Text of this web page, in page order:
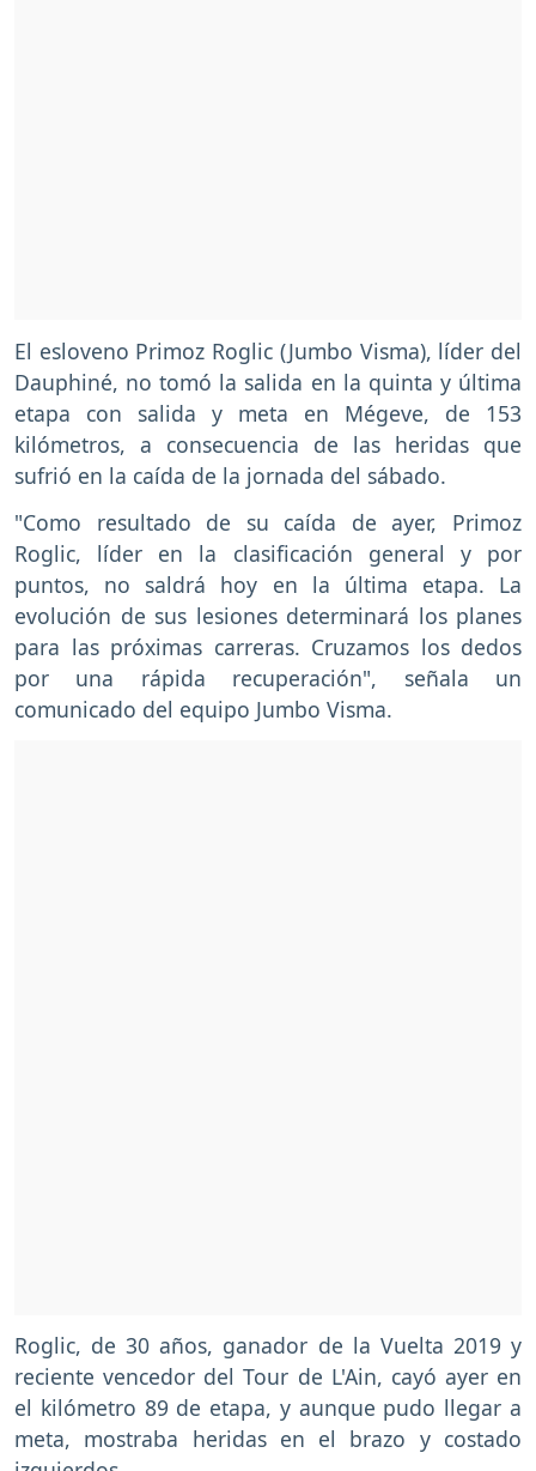
El esloveno Primoz Roglic (Jumbo Visma), líder del
Dauphiné, no tomó la salida en la quinta y última
etapa con salida y meta en Mégeve, de 153
kilómetros, a consecuencia de las heridas que
sufrió en la caída de la jornada del sábado.
"Como resultado de su caída de ayer, Primoz
Roglic, líder en la clasificación general y por
puntos, no saldrá hoy en la última etapa. La
evolución de sus lesiones determinará los planes
para las próximas carreras. Cruzamos los dedos
por una rápida recuperación", señala un
comunicado del equipo Jumbo Visma.
Roglic, de 30 años, ganador de la Vuelta 2019 y
reciente vencedor del Tour de L'Ain, cayó ayer en
el kilómetro 89 de etapa, y aunque pudo llegar a
meta, mostraba heridas en el brazo y costado